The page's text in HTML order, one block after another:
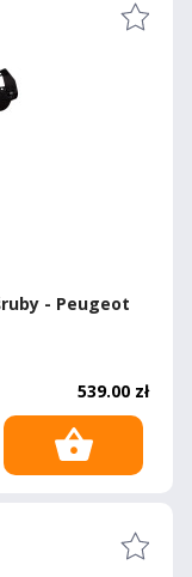
- Peugeot
539.00 zł